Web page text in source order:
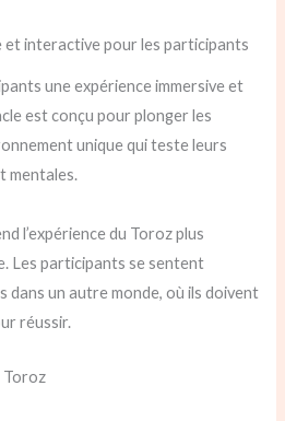
et interactive pour les participants
une expérience immersive et
est conçu pour plonger les
unique qui teste leurs
mentales.
l’expérience du Toroz plus
Les participants se sentent
un autre monde, où ils doivent
réussir.
Toroz